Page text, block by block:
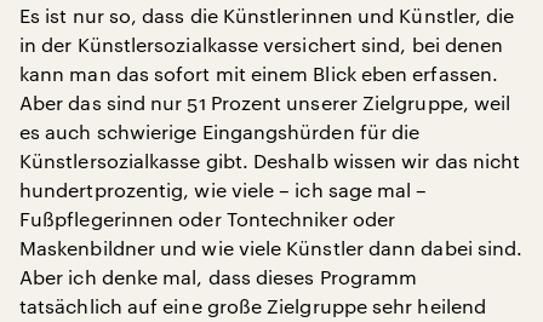
Es ist nur so, dass die Künstlerinnen und Künstler, die
in der Künstlersozialkasse versichert sind, bei denen
kann man das sofort mit einem Blick eben erfassen.
Aber das sind nur 51 Prozent unserer Zielgruppe, weil
es auch schwierige Eingangshürden für die
Künstlersozialkasse gibt. Deshalb wissen wir das nicht
hundertprozentig, wie viele – ich sage mal –
Fußpflegerinnen oder Tontechniker oder
Maskenbildner und wie viele Künstler dann dabei sind.
Aber ich denke mal, dass dieses Programm
tatsächlich auf eine große Zielgruppe sehr heilend